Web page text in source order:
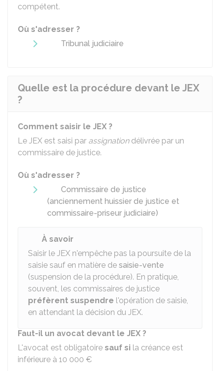
compétent.
Où s'adresser ?
Tribunal judiciaire
Quelle est la procédure devant le JEX
?
Comment saisir le JEX ?
Le JEX est saisi par assignationdélivrée par un
commissaire de justice.
Où s'adresser ?
Commissaire de justice
(anciennement huissier de justice et
commissaire-priseur judiciaire)
À savoir
Saisir le JEX n'empêche pas la poursuite de la
saisie sauf en matière de saisie-vente
(suspension de la procédure). En pratique,
souvent, les commissaires de justice
préfèrent suspendre l'opération de saisie,
en attendant la décision du JEX.
Faut-il un avocat devant le JEX ?
L'avocat est obligatoire sauf si la créance est
inférieure à 10 000 €